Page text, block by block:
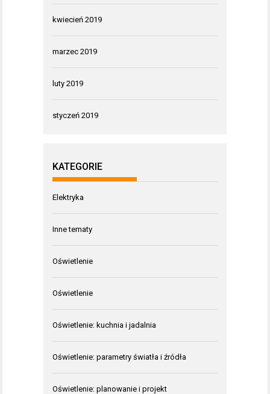
kwiecień 2019
marzec 2019
luty 2019
styczeń 2019
KATEGORIE
Elektryka
Inne tematy
Oświetlenie
Oświetlenie
Oświetlenie: kuchnia i jadalnia
Oświetlenie: parametry światła i źródła
Oświetlenie: planowanie i projekt